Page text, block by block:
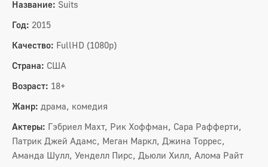
Название: Suits
Год: 2015
Качество: FullHD (1080p)
Страна: США
Возраст: 18+
Жанр: драма, комедия
Актеры: Гэбриел Махт, Рик Хоффман, Сара Рафферти,
Патрик Джей Адамс, Меган Маркл, Джина Торрес,
Аманда Шулл, Уенделл Пирс, Дьюли Хилл, Алома Райт